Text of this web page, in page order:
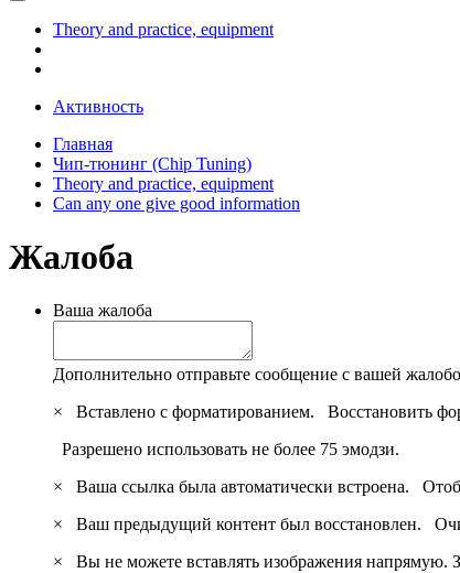
Theory and practice, equipment
Активность
Главная
Чип-тюнинг (Chip Tuning)
Theory and practice, equipment
Can any one give good information
Жалоба
Ваша жалоба
Дополнительно отправьте сообщение с вашей
×
Вставлено с форматированием. Восстановить
Разрешено использовать не более 75 эмодзи.
×
Ваша ссылка была автоматически встроена.
×
Ваш предыдущий контент был восстановлен.
×
Вы не можете вставлять изображения напрямую.